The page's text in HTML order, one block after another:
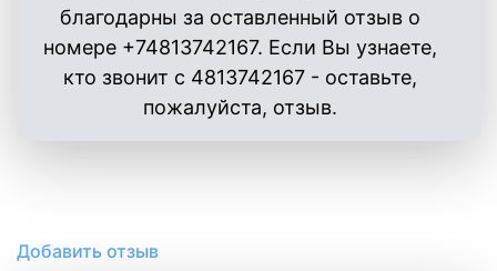
благодарны за оставленный отзыв о
номере +74813742167. Если Вы узнаете,
кто звонит с 4813742167 - оставьте,
пожалуйста, отзыв.
Добавить отзыв